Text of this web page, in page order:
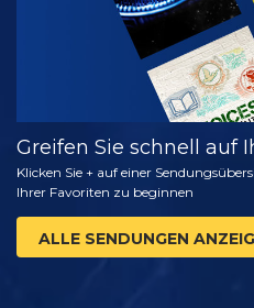
Greifen Sie schnell auf
Klicken Sie + auf einer
Ihrer Favoriten zu beginnen
ALLE SENDUNGEN